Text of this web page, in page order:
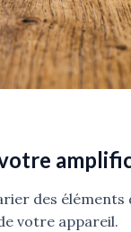
des éléments
votre appareil.